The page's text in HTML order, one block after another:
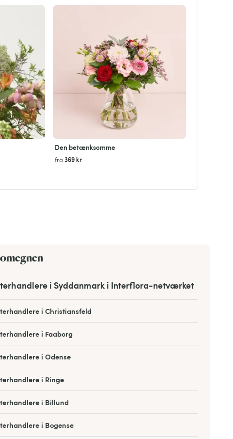
Den betænksomme
fra 369 kr
i Syddanmark i Interflora-netværket
i Christiansfeld
i Faaborg
i Odense
i Ringe
i Billund
i Bogense